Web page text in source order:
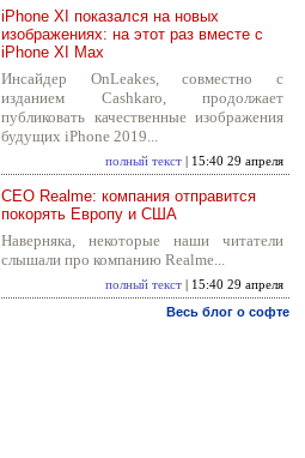
iPhone XI показался на новых
изображениях: на этот раз вместе с
iPhone XI Max
Инсайдер OnLeakes, совместно с
изданием Cashkaro, продолжает
публиковать качественные изображения
будущих iPhone 2019...
полный текст | 15:40 29 апреля
CEO Realme: компания отправится
покорять Европу и США
Наверняка, некоторые наши читатели
слышали про компанию Realme...
полный текст | 15:40 29 апреля
Весь блог о софте